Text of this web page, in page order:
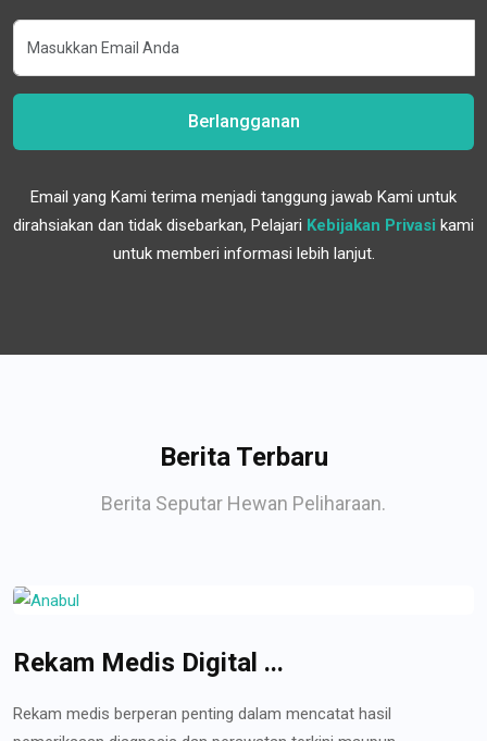
Berlangganan
Email yang Kami terima menjadi tanggung jawab Kami untuk
dirahsiakan dan tidak disebarkan, Pelajari Kebijakan Privasi kami
untuk memberi informasi lebih lanjut.
Berita Terbaru
Berita Seputar Hewan Peliharaan.
Rekam Medis Digital ...
Rekam medis berperan penting dalam mencatat hasil